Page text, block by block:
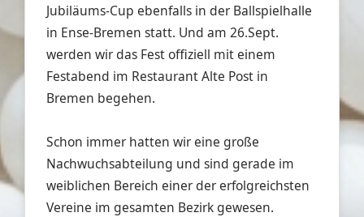
Jubiläums-Cup ebenfalls in der Ballspielhalle
in Ense-Bremen statt. Und am 26.Sept.
werden wir das Fest offiziell mit einem
Festabend im Restaurant Alte Post in
Bremen begehen.
Schon immer hatten wir eine große
Nachwuchsabteilung und sind gerade im
weiblichen Bereich einer der erfolgreichsten
Vereine im gesamten Bezirk gewesen.